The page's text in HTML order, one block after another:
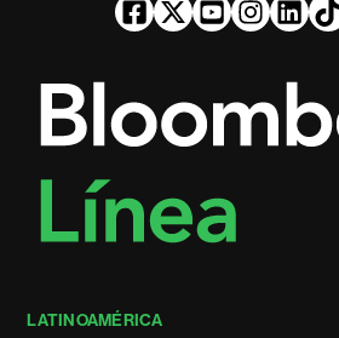
LATINOAMÉRICA